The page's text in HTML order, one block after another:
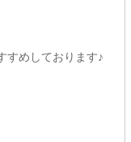
すめしております♪